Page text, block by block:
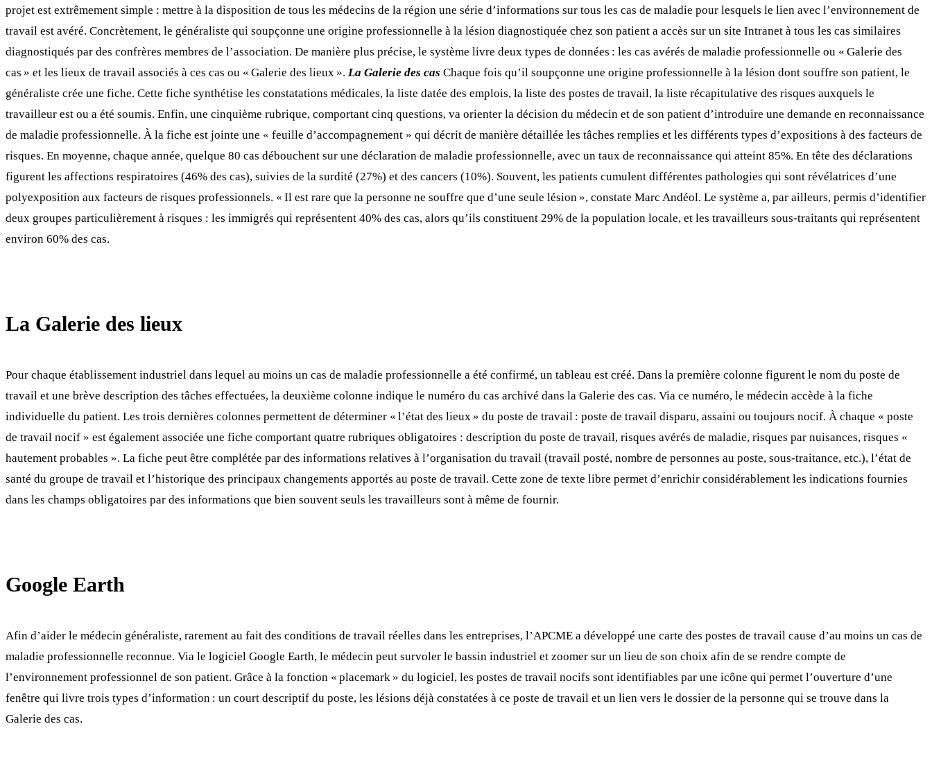
projet est extrêmement simple : mettre à la disposition de tous les médecins de la région une série d’informations sur tous les cas de maladie pour lesquels le lien avec l’environnement de
travail est avéré. Concrètement, le généraliste qui soupçonne une origine professionnelle à la lésion diagnostiquée chez son patient a accès sur un site Intranet à tous les cas similaires
diagnostiqués par des confrères membres de l’association. De manière plus précise, le système livre deux types de données : les cas avérés de maladie professionnelle ou « Galerie des
cas » et les lieux de travail associés à ces cas ou « Galerie des lieux ». La Galerie des cas Chaque fois qu’il soupçonne une origine professionnelle à la lésion dont souffre son patient, le
généraliste crée une fiche. Cette fiche synthétise les constatations médicales, la liste datée des emplois, la liste des postes de travail, la liste récapitulative des risques auxquels le
travailleur est ou a été soumis. Enfin, une cinquième rubrique, comportant cinq questions, va orienter la décision du médecin et de son patient d’introduire une demande en reconnaissance
de maladie professionnelle. À la fiche est jointe une « feuille d’accompagnement » qui décrit de manière détaillée les tâches remplies et les différents types d’expositions à des facteurs de
risques. En moyenne, chaque année, quelque 80 cas débouchent sur une déclaration de maladie professionnelle, avec un taux de reconnaissance qui atteint 85%. En tête des déclarations
figurent les affections respiratoires (46% des cas), suivies de la surdité (27%) et des cancers (10%). Souvent, les patients cumulent différentes pathologies qui sont révélatrices d’une
polyexposition aux facteurs de risques professionnels. « Il est rare que la personne ne souffre que d’une seule lésion », constate Marc Andéol. Le système a, par ailleurs, permis d’identifier
deux groupes particulièrement à risques : les immigrés qui représentent 40% des cas, alors qu’ils constituent 29% de la population locale, et les travailleurs sous-traitants qui représentent
environ 60% des cas.
La Galerie des lieux
Pour chaque établissement industriel dans lequel au moins un cas de maladie professionnelle a été confirmé, un tableau est créé. Dans la première colonne figurent le nom du poste de
travail et une brève description des tâches effectuées, la deuxième colonne indique le numéro du cas archivé dans la Galerie des cas. Via ce numéro, le médecin accède à la fiche
individuelle du patient. Les trois dernières colonnes permettent de déterminer « l’état des lieux » du poste de travail : poste de travail disparu, assaini ou toujours nocif. À chaque « poste
de travail nocif » est également associée une fiche comportant quatre rubriques obligatoires : description du poste de travail, risques avérés de maladie, risques par nuisances, risques «
hautement probables ». La fiche peut être complétée par des informations relatives à l’organisation du travail (travail posté, nombre de personnes au poste, sous-traitance, etc.), l’état de
santé du groupe de travail et l’historique des principaux changements apportés au poste de travail. Cette zone de texte libre permet d’enrichir considérablement les indications fournies
dans les champs obligatoires par des informations que bien souvent seuls les travailleurs sont à même de fournir.
Google Earth
Afin d’aider le médecin généraliste, rarement au fait des conditions de travail réelles dans les entreprises, l’APCME a développé une carte des postes de travail cause d’au moins un cas de
maladie professionnelle reconnue. Via le logiciel Google Earth, le médecin peut survoler le bassin industriel et zoomer sur un lieu de son choix afin de se rendre compte de
l’environnement professionnel de son patient. Grâce à la fonction « placemark » du logiciel, les postes de travail nocifs sont identifiables par une icône qui permet l’ouverture d’une
fenêtre qui livre trois types d’information : un court descriptif du poste, les lésions déjà constatées à ce poste de travail et un lien vers le dossier de la personne qui se trouve dans la
Galerie des cas.